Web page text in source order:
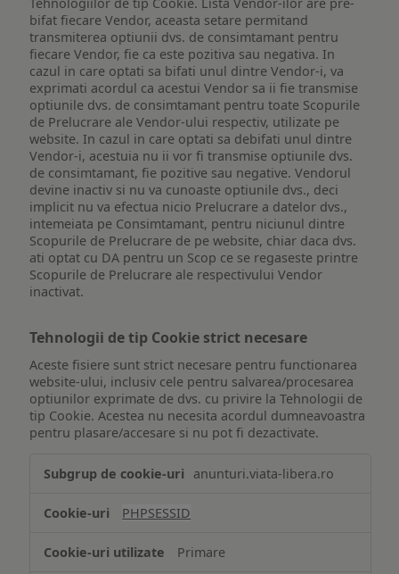
bifat fiecare Vendor, aceasta setare permitand
transmiterea optiunii dvs. de consimtamant pentru
fiecare Vendor, fie ca este pozitiva sau negativa. In
cazul in care optati sa bifati unul dintre Vendor-i, va
exprimati acordul ca acestui Vendor sa ii fie transmise
optiunile dvs. de consimtamant pentru toate Scopurile
de Prelucrare ale Vendor-ului respectiv, utilizate pe
website. In cazul in care optati sa debifati unul dintre
Vendor-i, acestuia nu ii vor fi transmise optiunile dvs.
de consimtamant, fie pozitive sau negative. Vendorul
devine inactiv si nu va cunoaste optiunile dvs., deci
implicit nu va efectua nicio Prelucrare a datelor dvs.,
intemeiata pe Consimtamant, pentru niciunul dintre
Scopurile de Prelucrare de pe website, chiar daca dvs.
ati optat cu DA pentru un Scop ce se regaseste printre
Scopurile de Prelucrare ale respectivului Vendor
inactivat.
Tehnologii de tip Cookie strict necesare
Aceste fisiere sunt strict necesare pentru functionarea
website-ului, inclusiv cele pentru salvarea/procesarea
optiunilor exprimate de dvs. cu privire la Tehnologii de
tip Cookie. Acestea nu necesita acordul dumneavoastra
pentru plasare/accesare si nu pot fi dezactivate.
de
Cookie
necesare
anunturi.viata-libera.ro
PHPSESSID
Primare